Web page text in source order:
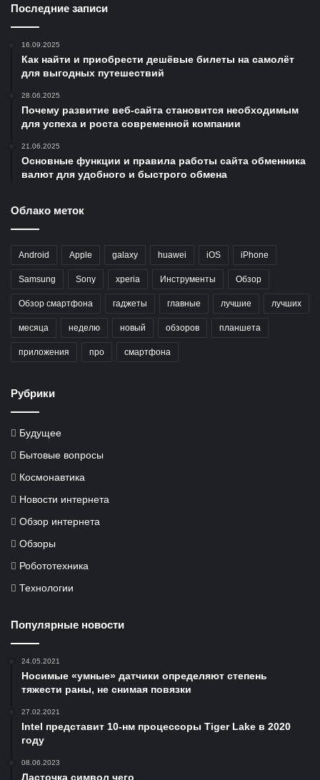
Последние записи
16.09.2025
Как найти и приобрести дешёвые билеты на самолёт
для выгодных путешествий
28.06.2025
Почему развитие веб-сайта становится необходимым
для успеха и роста современной компании
21.06.2025
Основные функции и правила работы сайта обменника
валют для удобного и быстрого обмена
Облако меток
Android Apple galaxy huawei iOS iPhone
Samsung Sony xperia Инструменты Обзор
Обзор смартфона гаджеты главные лучшие лучших
месяца неделю новый обзоров планшета
приложения про смартфона
Рубрики
Будущее
Бытовые вопросы
Космонавтика
Новости интернета
Обзор интернета
Обзоры
Робототехника
Технологии
Популярные новости
24.05.2021
Носимые «умные» датчики определяют степень
тяжести раны, не снимая повязки
27.02.2021
Intel представит 10-нм процессоры Tiger Lake в 2020
году
08.06.2023
Ласточка символ чего